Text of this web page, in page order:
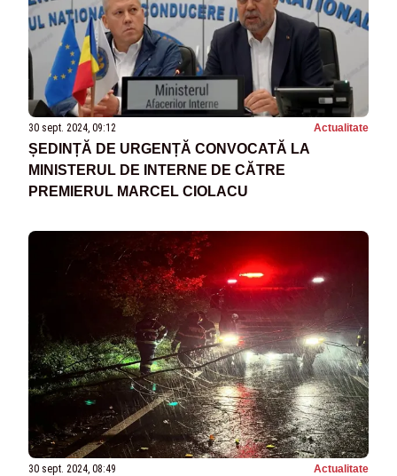
30 sept. 2024, 09:12 Actualitate
ȘEDINȚĂ DE URGENȚĂ CONVOCATĂ LA
MINISTERUL DE INTERNE DE CĂTRE
PREMIERUL MARCEL CIOLACU
30 sept. 2024, 08:49 Actualitate